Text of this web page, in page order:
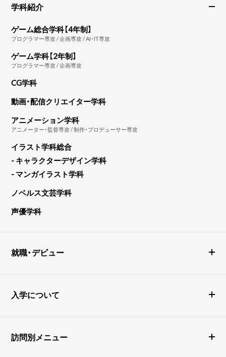
学科紹介
ゲーム総合学科【4年制】
プログラマー専攻 / 企画専攻 / AI・IT専攻
ゲーム学科【2年制】
プログラマー専攻 / 企画専攻
CG学科
動画・配信クリエイター学科
アニメーション学科
アニメーター・監督専攻 / 制作・プロデューサー専攻
イラスト学科総合
- キャラクターデザイン学科
- マンガイラスト学科
ノベルス文芸学科
声優学科
就職・デビュー
入学について
訪問別メニュー